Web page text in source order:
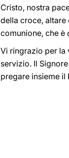
Cristo, nostra
della croce, altare
comunione, che è
Vi ringrazio per la
servizio. Il
pregare insieme il